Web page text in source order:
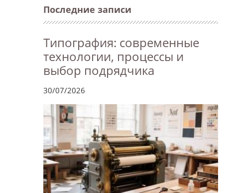
Последние записи
Типография: современные
технологии, процессы и
выбор подрядчика
30/07/2026